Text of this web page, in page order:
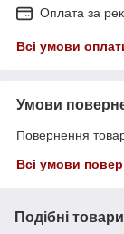
Оплата за
Всі умови
Умови
Повернення
Всі умови
Подібні